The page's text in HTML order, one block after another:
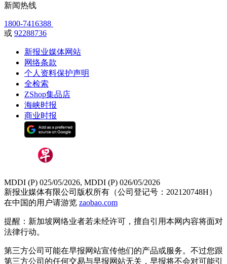
新闻热线
1800-7416388
或 92288736
新报业媒体网站
网络条款
个人资料保护声明
全检索
ZShop集品店
海峡时报
商业时报
MDDI (P) 025/05/2026, MDDI (P) 026/05/2026
新报业媒体有限公司版权所有（公司登记号：202120748H）
在中国的用户请游览 zaobao.com
提醒：新加坡网络业者若未经许可，擅自引用本网内容将面对
法律行动。
第三方公司可能在早报网站宣传他们的产品或服务。不过您跟
第三方公司的任何交易与早报网站无关，早报将不会对可能引